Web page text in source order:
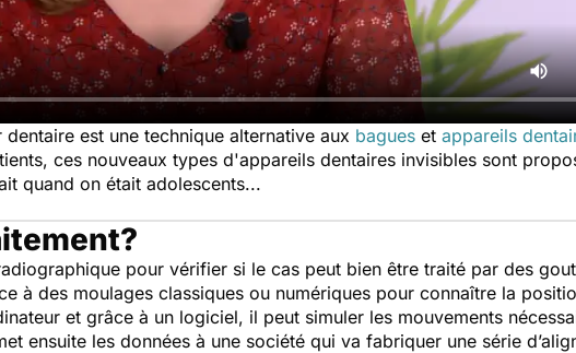
est une technique alternative aux bagues et appareils
ces nouveaux types d'appareils dentaires invisibles sont
quand on était adolescents...
pour vérifier si le cas peut bien être traité par des
à des moulages classiques ou numériques pour connaître la
et grâce à un logiciel, il peut simuler les mouvements
ensuite les données à une société qui va fabriquer une série